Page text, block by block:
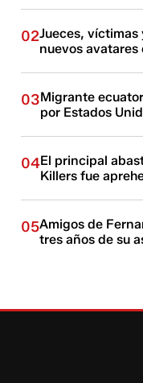
02Jueces,
nuevos
03Migrante
por Estados
04El principal
Killers fue
05Amigos de
tres años de su